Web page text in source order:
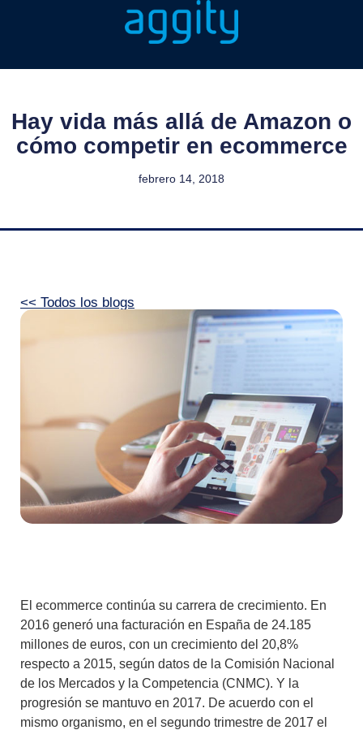
Hay vida más allá de Amazon o
cómo competir en ecommerce
febrero 14, 2018
<< Todos los blogs
El ecommerce continúa su carrera de crecimiento. En
2016 generó una facturación en España de 24.185
millones de euros, con un crecimiento del 20,8%
respecto a 2015, según datos de la Comisión Nacional
de los Mercados y la Competencia (CNMC). Y la
progresión se mantuvo en 2017. De acuerdo con el
mismo organismo, en el segundo trimestre de 2017 el